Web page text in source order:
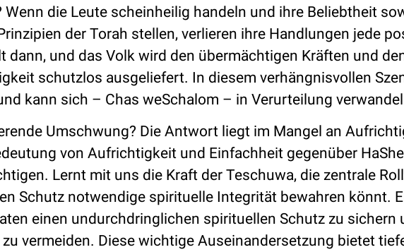
die Leute scheinheilig handeln und ihre Beliebtheit
der Torah stellen, verlieren ihre Handlungen jede
dann, und das Volk wird den übermächtigen Kräften und
schutzlos ausgeliefert. In diesem verhängnisvollen
kann sich – Chas weSchalom – in Verurteilung
Umschwung? Die Antwort liegt im Mangel an
von Aufrichtigkeit und Einfachheit gegenüber
Lernt mit uns die Kraft der Teschuwa, die zentrale
Schutz notwendige spirituelle Integrität bewahren könnt.
einen undurchdringlichen spirituellen Schutz zu sichern
vermeiden. Diese wichtige Auseinandersetzung bietet